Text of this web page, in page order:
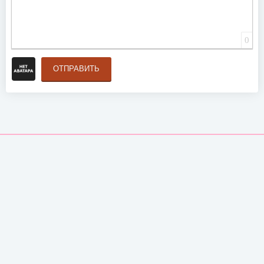
0
ОТПРАВИТЬ